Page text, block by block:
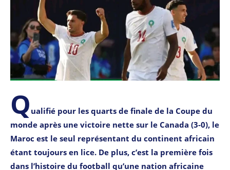
Q ualifié pour les quarts de finale de la Coupe du
monde après une victoire nette sur le Canada (3-0), le
Maroc est le seul représentant du continent africain
étant toujours en lice. De plus, c’est la première fois
dans l’histoire du football qu’une nation africaine